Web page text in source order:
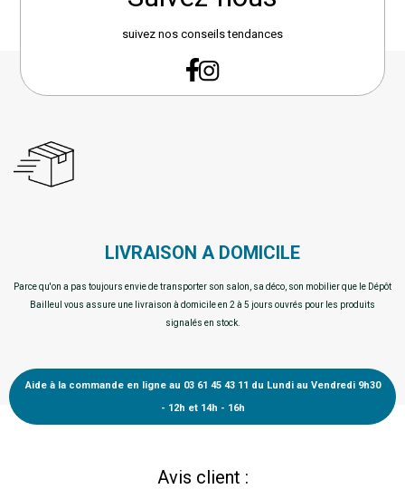
suivez nos conseils tendances
LIVRAISON A DOMICILE
Parce qu'on a pas toujours envie de transporter son salon, sa déco, son mobilier que le Dépôt
Bailleul vous assure une livraison à domicile en 2 à 5 jours ouvrés pour les produits
signalés en stock.
Aide à la commande en ligne au 03 61 45 43 11 du Lundi au Vendredi 9h30
- 12h et 14h - 16h
Avis client :